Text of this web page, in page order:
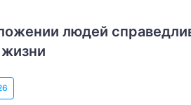
людей